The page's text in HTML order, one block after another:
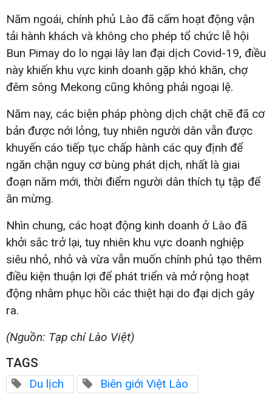
Năm ngoái, chính phủ Lào đã cấm hoạt động vận
tải hành khách và không cho phép tổ chức lễ hội
Bun Pimay do lo ngại lây lan đại dịch Covid-19, điều
này khiến khu vực kinh doanh gặp khó khăn, chợ
đêm sông Mekong cũng không phải ngoại lệ.
Năm nay, các biện pháp phòng dịch chặt chẽ đã cơ
bản được nới lỏng, tuy nhiên người dân vẫn được
khuyến cáo tiếp tục chấp hành các quy định để
ngăn chặn nguy cơ bùng phát dịch, nhất là giai
đoạn năm mới, thời điểm người dân thích tụ tập để
ăn mừng.
Nhìn chung, các hoạt động kinh doanh ở Lào đã
khởi sắc trở lại, tuy nhiên khu vực doanh nghiệp
siêu nhỏ, nhỏ và vừa vẫn muốn chính phủ tạo thêm
điều kiện thuận lợi để phát triển và mở rộng hoạt
động nhằm phục hồi các thiệt hại do đại dịch gây
ra.
(Nguồn: Tạp chí Lào Việt)
TAGS
Du lịch Biên giới Việt Lào